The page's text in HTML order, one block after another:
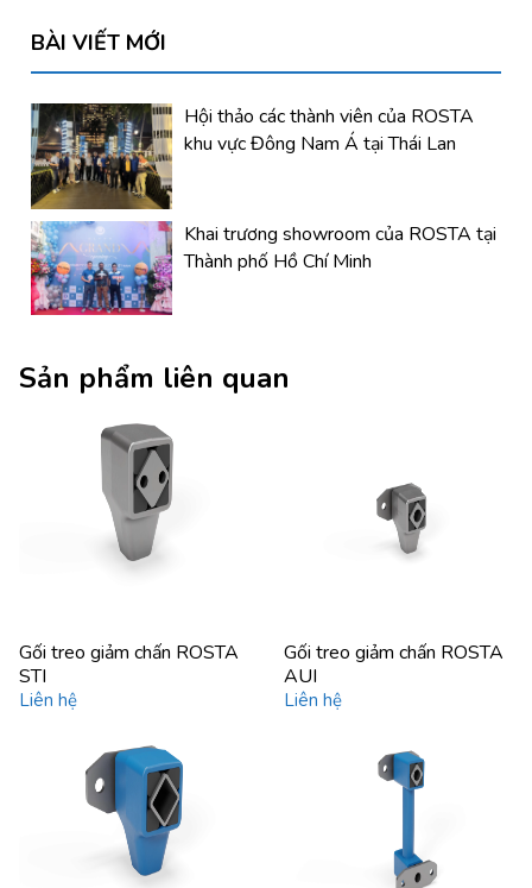
BÀI VIẾT MỚI
Hội thảo các thành viên của ROSTA
khu vực Đông Nam Á tại Thái Lan
Khai trương showroom của ROSTA tại
Thành phố Hồ Chí Minh
Sản phẩm liên quan
Gối treo giảm chấn ROSTA
STI
Liên hệ
Gối treo giảm chấn ROSTA
AUI
Liên hệ